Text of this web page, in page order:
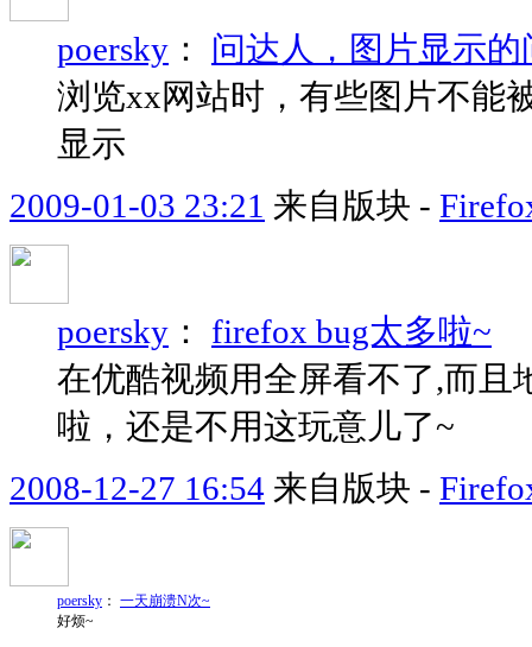
poersky ： 问达人，图片显示的
浏览xx网站时，有些图片不能
显示
2009-01-03 23:21 来自版块 -
poersky ： firefox bug太多啦~
在优酷视频用全屏看不了,而且
啦，还是不用这玩意儿了~
2008-12-27 16:54 来自版块 -
poersky ： 一天崩溃N次~
好烦~